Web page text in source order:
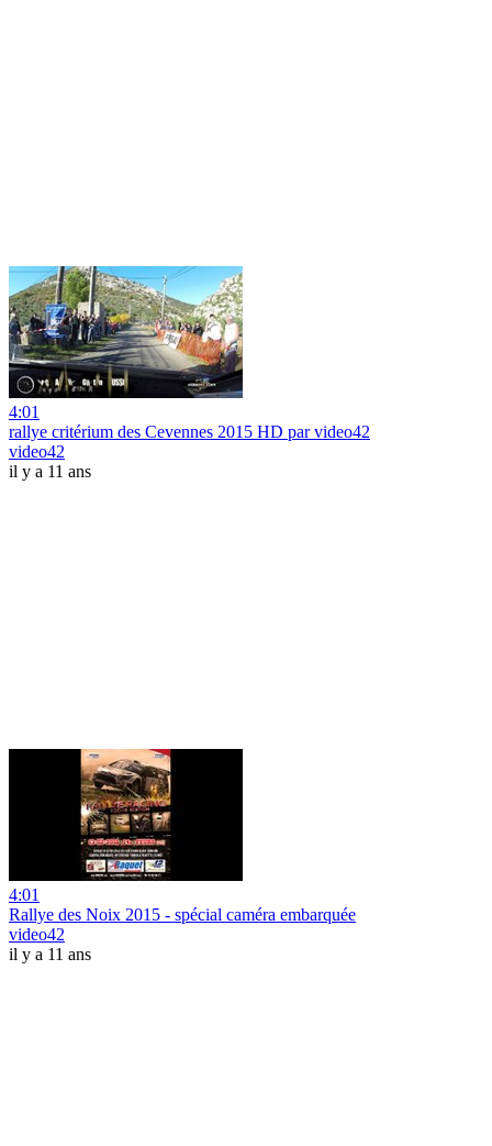
4:01
rallye critérium des Cevennes 2015 HD par video42
video42
il y a 11 ans
4:01
Rallye des Noix 2015 - spécial caméra embarquée
video42
il y a 11 ans